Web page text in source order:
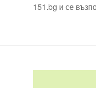
151.bg и се